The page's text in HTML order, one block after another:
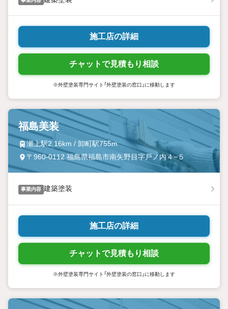
施工店の詳細
チャットで見積もり相談
※外壁塗装専門サイト「外壁塗装の窓口」に移動します
福島美装
瀬上駅2.16km / 卸町駅755m
〒960-0112 福島県福島市南矢野目字戸ノ内４−５
事業内容 建築塗装
施工店の詳細
チャットで見積もり相談
※外壁塗装専門サイト「外壁塗装の窓口」に移動します